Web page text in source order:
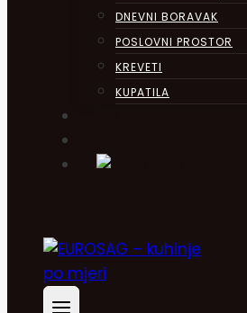
DNEVNI BORAVAK
POSLOVNI PROSTOR
KREVETI
KUPATILA